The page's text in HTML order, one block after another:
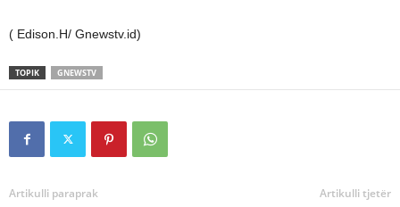
( Edison.H/ Gnewstv.id)
TOPIK GNEWSTV
Artikulli paraprak Artikulli tjetër